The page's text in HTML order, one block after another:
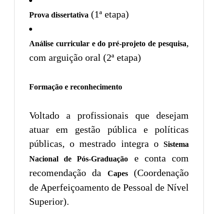
Prova dissertativa (1ª etapa)
Análise curricular e do pré-projeto de pesquisa,
com arguição oral (2ª etapa)
Formação e reconhecimento
Voltado a profissionais que desejam
atuar em gestão pública e políticas
públicas, o mestrado integra o Sistema
Nacional de Pós-Graduação
e conta com
recomendação da
Capes(Coordenação
de Aperfeiçoamento de Pessoal de Nível
Superior).